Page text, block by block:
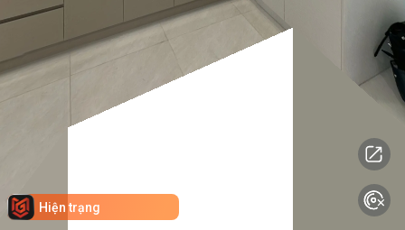
Hiện trạng